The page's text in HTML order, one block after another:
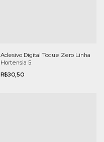
Adesivo Digital Toque Zero Linha
Hortensia 5
R$30,50